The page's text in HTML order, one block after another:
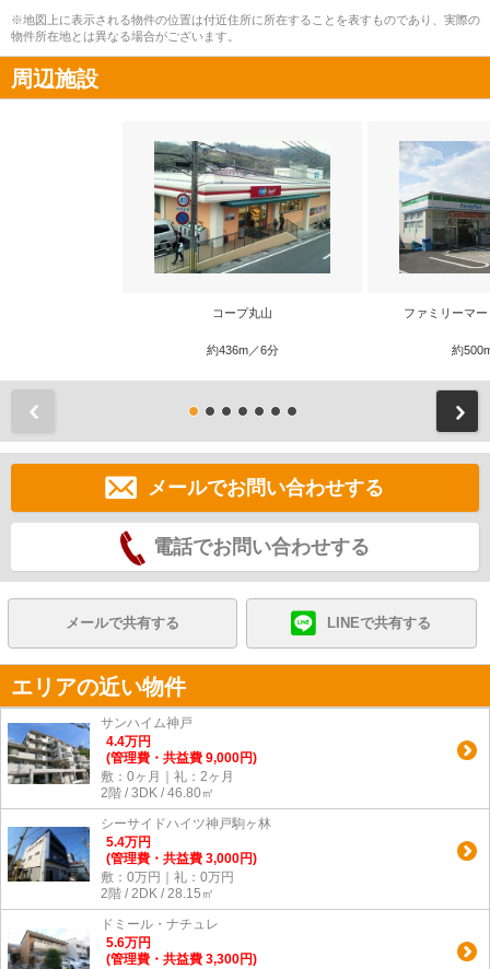
※地図上に表示される物件の位置は付近住所に所在することを表すものであり、実際の
物件所在地とは異なる場合がございます。
周辺施設
コープ丸山
約436m／6分
ファミリーマ
約
メールでお問い合わせする
電話でお問い合わせする
メールで共有する LINEで共有する
エリアの近い物件
サンハイム神戸
4.4万円
(管理費・共益費 9,000円)
敷：0ヶ月｜礼：2ヶ月
2階 / 3DK / 46.80㎡
シーサイドハイツ神戸駒ヶ林
5.4万円
(管理費・共益費 3,000円)
敷：0万円｜礼：0万円
2階 / 2DK / 28.15㎡
ドミール・ナチュレ
5.6万円
(管理費・共益費 3,300円)